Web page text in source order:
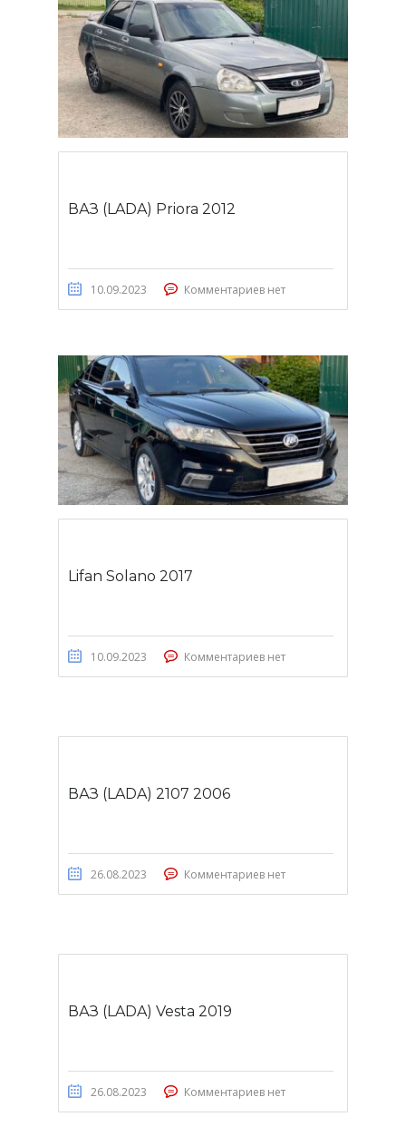
ВАЗ (LADA) Priora 2012
10.09.2023 Комментариев нет
Lifan Solano 2017
10.09.2023 Комментариев нет
ВАЗ (LADA) 2107 2006
26.08.2023 Комментариев нет
ВАЗ (LADA) Vesta 2019
26.08.2023 Комментариев нет